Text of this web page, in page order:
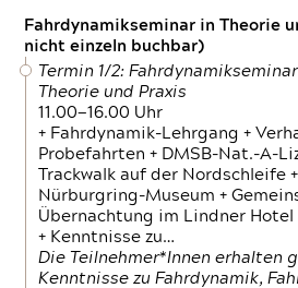
Fahrdynamikseminar in Theorie
nicht einzeln buchbar)
Termin 1/2:
Theorie und Praxis
11.00—16.00 Uhr
+ Fahrdynamik-Lehrgang +
Probefahrten + DMSB-Nat.-A-
Trackwalk auf der Nordschleife
Nürburgring-Museum +
Übernachtung im Lindner Hotel
+ Kenntnisse zu…
Die Teilnehmer*Innen erhalten
Kenntnisse zu Fahrdynamik,